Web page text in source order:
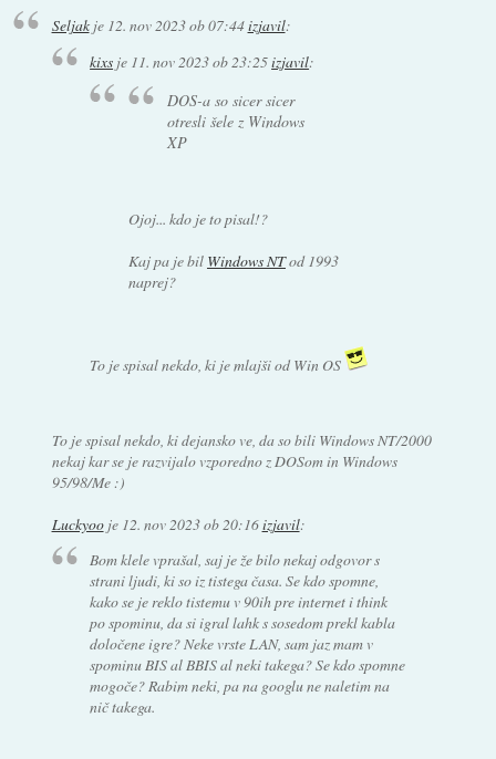
Seljakje 12. nov 2023 ob 07:44izjavil:
kixs je 11. nov 2023 ob 23:25izjavil:
DOS-a so sicer sicer
otresli šele z Windows
XP
Ojoj... kdo je to pisal!?
Kaj pa je bil Windows NTod 1993
naprej?
To je spisal nekdo, ki je mlajši od Win OS
To je spisal nekdo, ki dejansko ve, da so bili Windows NT/2000
nekaj kar se je razvijalo vzporedno z DOSom in Windows
95/98/Me :)
Luckyooje 12. nov 2023 ob 20:16izjavil:
Bom klele vprašal, saj je že bilo nekaj odgovor s
strani ljudi, ki so iz tistega časa. Se kdo spomne,
kako se je reklo tistemu v 90ih pre internet i think
po spominu, da si igral lahk s sosedom prekl kabla
določene igre? Neke vrste LAN, sam jaz mam v
spominu BIS al BBIS al neki takega? Se kdo spomne
mogoče? Rabim neki, pa na googlu ne naletim na
nič takega.